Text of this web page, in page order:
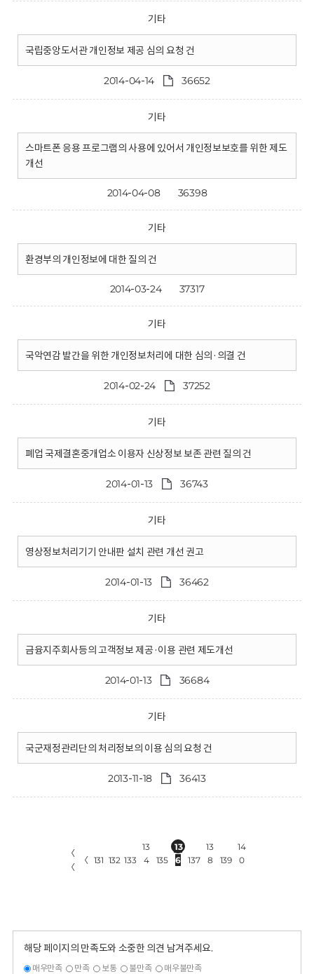
기타
국립중앙도서관 개인정보 제공 심의 요청 건
2014-04-14 36652
기타
스마트폰 응용 프로그램의 사용에 있어서 개인정보보호를 위한 제도
개선
2014-04-08 36398
기타
환경부의 개인정보에 대한 질의 건
2014-03-24 37317
기타
국악연감 발간을 위한 개인정보처리에 대한 심의·의결 건
2014-02-24 37252
기타
폐업 국제결혼중개업소 이용자 신상정보 보존 관련 질의 건
2014-01-13 36743
기타
영상정보처리기기 안내판 설치 관련 개선 권고
2014-01-13 36462
기타
금융지주회사등의 고객정보 제공·이용 관련 제도개선
2014-01-13 36684
기타
국군재정관리단의 처리정보의 이용 심의 요청 건
2013-11-18 36413
〈
〈
〈 131 132 133
13
4
135
13
6
137
13
8
139
14
0
해당 페이지의 만족도와 소중한 의견 남겨주세요.
매우만족 만족 보통 불만족 매우불만족